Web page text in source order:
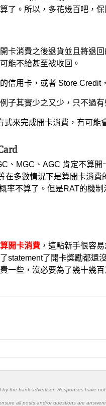
了。所以，多花幾百吧，保
卡消費之後退貨並且將退
能不給甚至被收回。
信用卡，或者 Store Credit
子其實少之又少，只不過有
式來完成開卡消費，有可能
、MGC、AGC 肯定不算開
在多數情況下是算開卡消費
率不算了。但是RAT的機
開卡消費 ，這點新手很容
statement了開卡獎勵都還
一些，沒必要為了幾十幾
the bank advertiser. Responses have
all posts and/or questions are